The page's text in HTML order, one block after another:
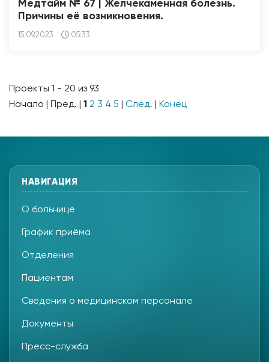
Медтайм № 67 | Желчекаменная болезнь.
Причины её возникновения.
15.09.2023 05:33
Проекты 1 - 20 из 93
Начало | Пред. | 1 2 3 4 5 След. Конец
НАВИГАЦИЯ
О больнице
График приёма
Отделения
Пациентам
Сведения о медицинском персонале
Документы
Пресс-служба